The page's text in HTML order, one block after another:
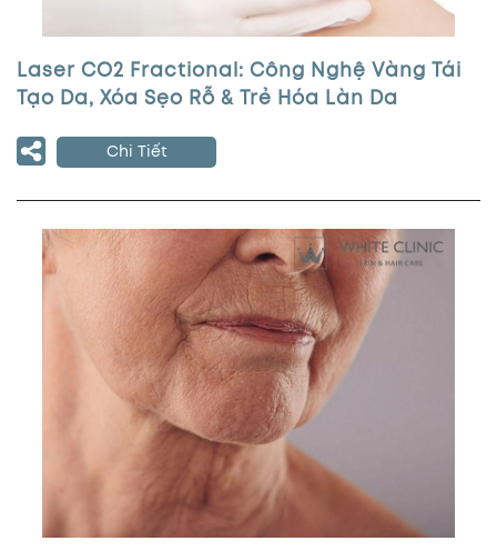
Laser CO2 Fractional: Công Nghệ Vàng Tái
Tạo Da, Xóa Sẹo Rỗ & Trẻ Hóa Làn Da
Chi Tiết